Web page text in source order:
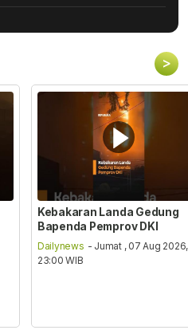
>
Kebakaran Landa Gedung
Bapenda Pemprov DKI
Dailynews - Jumat , 07 Aug 2026,
23:00 WIB